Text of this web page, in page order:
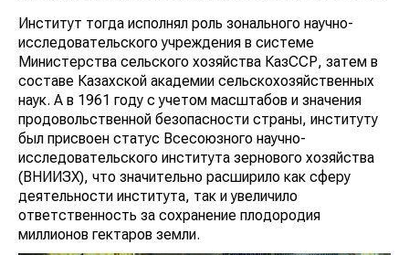
Институт тогда исполнял роль зонального научно-
исследовательского учреждения в системе
Министерства сельского хозяйства КазССР, затем в
составе Казахской академии сельскохозяйственных
наук. А в 1961 году с учетом масштабов и значения
продовольственной безопасности страны, институту
был присвоен статус Всесоюзного научно-
исследовательского института зернового хозяйства
(ВНИИЗХ), что значительно расширило как сферу
деятельности института, так и увеличило
ответственность за сохранение плодородия
миллионов гектаров земли.